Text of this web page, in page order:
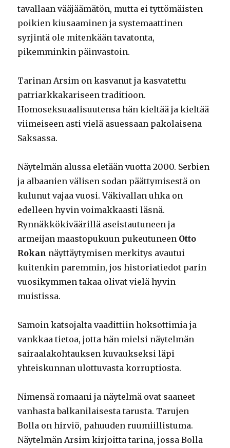
tavallaan vääjäämätön, mutta ei tyttömäisten
poikien kiusaaminen ja systemaattinen
syrjintä ole mitenkään tavatonta,
pikemminkin päinvastoin.
Tarinan Arsim on kasvanut ja kasvatettu
patriarkkakariseen traditioon.
Homoseksuaalisuutensa hän kieltää ja kieltää
viimeiseen asti vielä asuessaan pakolaisena
Saksassa.
Näytelmän alussa eletään vuotta 2000. Serbien
ja albaanien välisen sodan päättymisestä on
kulunut vajaa vuosi. Väkivallan uhka on
edelleen hyvin voimakkaasti läsnä.
Rynnäkkökiväärillä aseistautuneen ja
armeijan maastopukuun pukeutuneen Otto
Rokan näyttäytymisen merkitys avautui
kuitenkin paremmin, jos historiatiedot parin
vuosikymmen takaa olivat vielä hyvin
muistissa.
Samoin katsojalta vaadittiin hoksottimia ja
vankkaa tietoa, jotta hän mielsi näytelmän
sairaalakohtauksen kuvaukseksi läpi
yhteiskunnan ulottuvasta korruptiosta.
Nimensä romaani ja näytelmä ovat saaneet
vanhasta balkanilaisesta tarusta. Tarujen
Bolla on hirviö, pahuuden ruumiillistuma.
Näytelmän Arsim kirjoitta tarina, jossa Bolla